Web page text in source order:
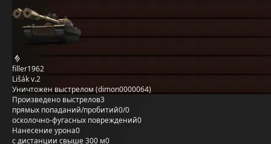
filler1962
Lišák v.2
Уничтожен выстрелом (dimon0000064)
Произведено выстрелов3
прямых попаданий/пробитий0/0
осколочно-фугасных повреждений0
Нанесение урона0
с дистанции свыше 300 м0